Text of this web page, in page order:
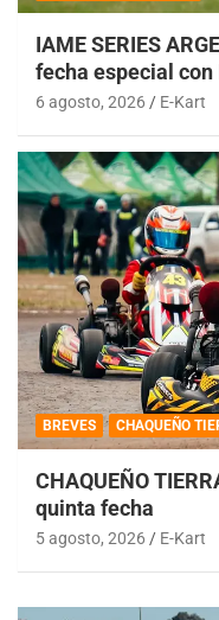
IAME SERIES
fecha especial
6 agosto, 2026 E-Kart
BREVES CHAQUEÑO
CHAQUEÑO
quinta fecha
5 agosto, 2026 E-Kart